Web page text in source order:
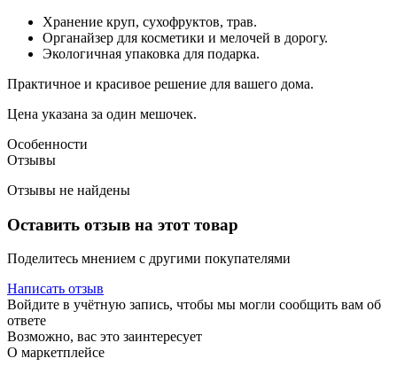
Хранение круп, сухофруктов, трав.
Органайзер для косметики и мелочей в дорогу.
Экологичная упаковка для подарка.
Практичное и красивое решение для вашего дома.
Цена указана за один мешочек.
Особенности
Отзывы
Отзывы не найдены
Оставить отзыв на этот товар
Поделитесь мнением с другими покупателями
Написать отзыв
Войдите в учётную запись, чтобы мы могли сообщить вам об
ответе
Возможно, вас это заинтересует
О маркетплейсе